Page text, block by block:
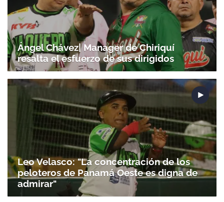
Ángel Chávez| Manager de Chiriquí
resalta el esfuerzo de sus dirigidos
Leo Velasco: "La concentración de los
peloteros de Panamá Oeste es digna de
admirar"